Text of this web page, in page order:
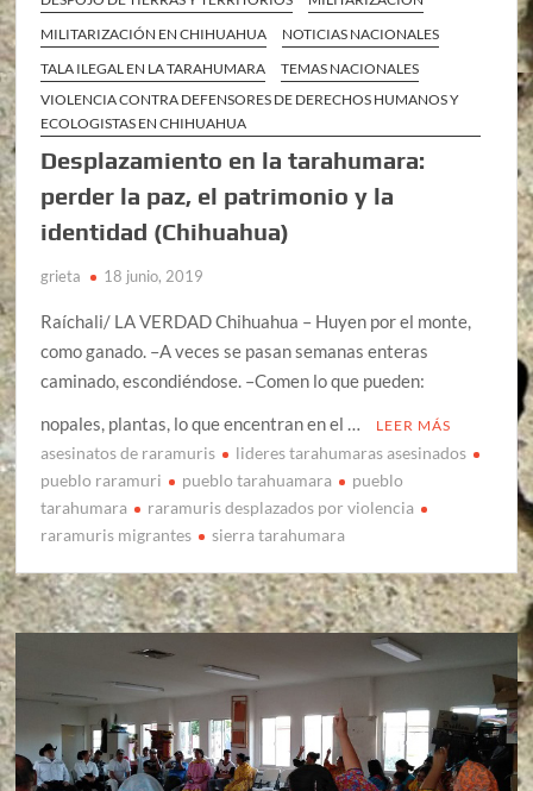
MILITARIZACIÓN EN CHIHUAHUA
NOTICIAS NACIONALES
TALA ILEGAL EN LA TARAHUMARA
TEMAS NACIONALES
VIOLENCIA CONTRA DEFENSORES DE DERECHOS HUMANOS Y
ECOLOGISTAS EN CHIHUAHUA
Desplazamiento en la tarahumara:
perder la paz, el patrimonio y la
identidad (Chihuahua)
grieta 18 junio, 2019
Raíchali/ LA VERDAD Chihuahua – Huyen por el monte,
como ganado. –A veces se pasan semanas enteras
caminado, escondiéndose. –Comen lo que pueden:
nopales, plantas, lo que encentran en el …
LEER MÁS
asesinatos de raramuris
lideres tarahumaras asesinados
pueblo raramuri
pueblo tarahuamara
pueblo
tarahumara
raramuris desplazados por violencia
raramuris migrantes
sierra tarahumara